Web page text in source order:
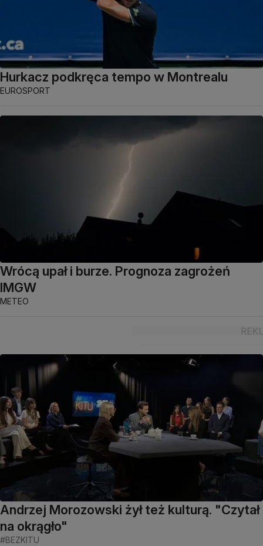
Hurkacz podkręca tempo w Montrealu
EUROSPORT
Wrócą upał i burze. Prognoza zagrożeń
IMGW
METEO
Andrzej Morozowski żył też kulturą. "Czytał
na okrągło"
#BEZKITU